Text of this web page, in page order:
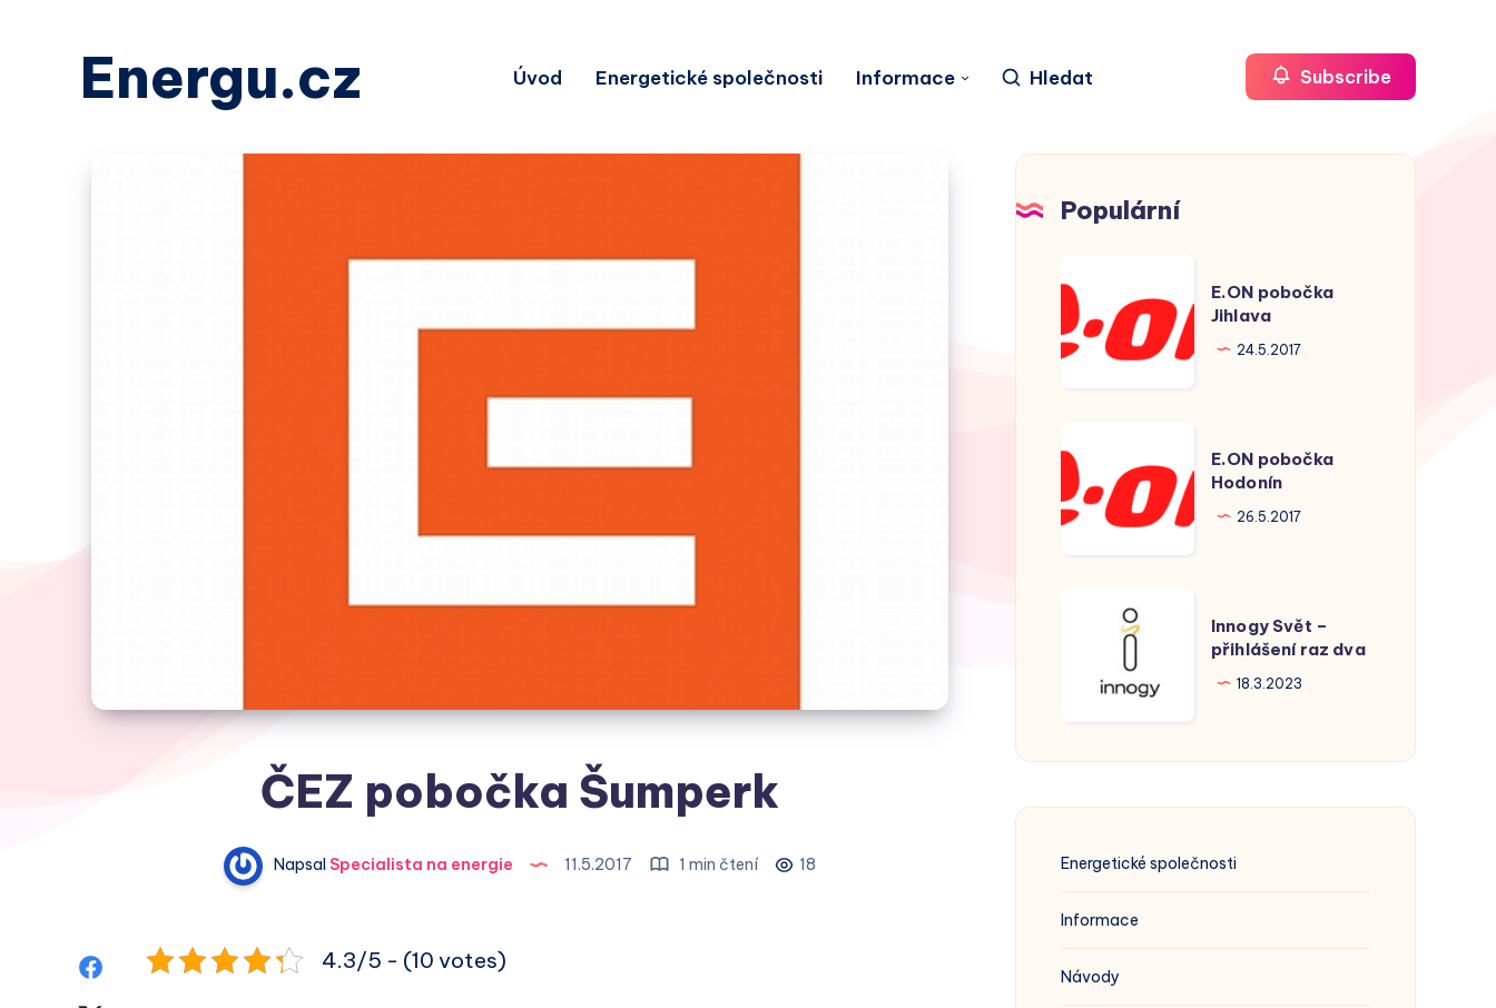
Energu.cz Úvod Energetické společnosti Informace Hledat Subscribe
ČEZ pobočka Šumperk
Napsal Specialista na energie 11.5.2017 1 min čtení 18
Sdílet
4.3/5 - (10 votes)
Populární
pobočka
Jihlava
E.ON pobočka
Jihlava
24.5.2017
pobočka
Hodonín
E.ON pobočka
Hodonín
26.5.2017
přihlášení
dva
Innogy Svět –
přihlášení raz dva
18.3.2023
Energetické společnosti
Informace
Návody